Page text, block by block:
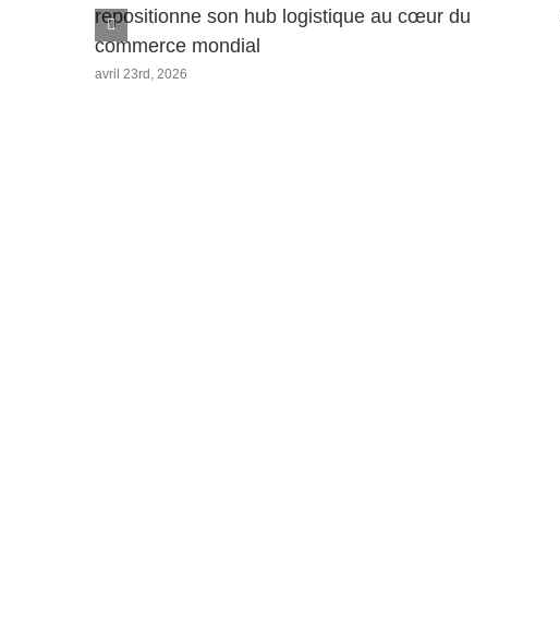
repositionne son hub logistique au cœur du
commerce mondial
avril 23rd, 2026